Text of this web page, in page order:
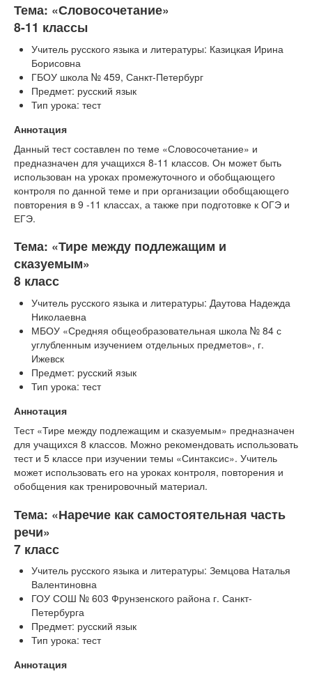
Тема: «Словосочетание»
8-11 классы
Учитель русского языка и литературы: Казицкая Ирина
Борисовна
ГБОУ школа № 459, Санкт-Петербург
Предмет: русский язык
Тип урока: тест
Аннотация
Данный тест составлен по теме «Словосочетание» и
предназначен для учащихся 8-11 классов. Он может быть
использован на уроках промежуточного и обобщающего
контроля по данной теме и при организации обобщающего
повторения в 9 -11 классах, а также при подготовке к ОГЭ и
ЕГЭ.
Тема: «Тире между подлежащим и
сказуемым»
8 класс
Учитель русского языка и литературы: Даутова Надежда
Николаевна
МБОУ «Средняя общеобразовательная школа № 84 с
углубленным изучением отдельных предметов», г.
Ижевск
Предмет: русский язык
Тип урока: тест
Аннотация
Тест «Тире между подлежащим и сказуемым» предназначен
для учащихся 8 классов. Можно рекомендовать использовать
тест и 5 классе при изучении темы «Синтаксис». Учитель
может использовать его на уроках контроля, повторения и
обобщения как тренировочный материал.
Тема: «Наречие как самостоятельная часть
речи»
7 класс
Учитель русского языка и литературы: Земцова Наталья
Валентиновна
ГОУ СОШ № 603 Фрунзенского района г. Санкт-
Петербурга
Предмет: русский язык
Тип урока: тест
Аннотация